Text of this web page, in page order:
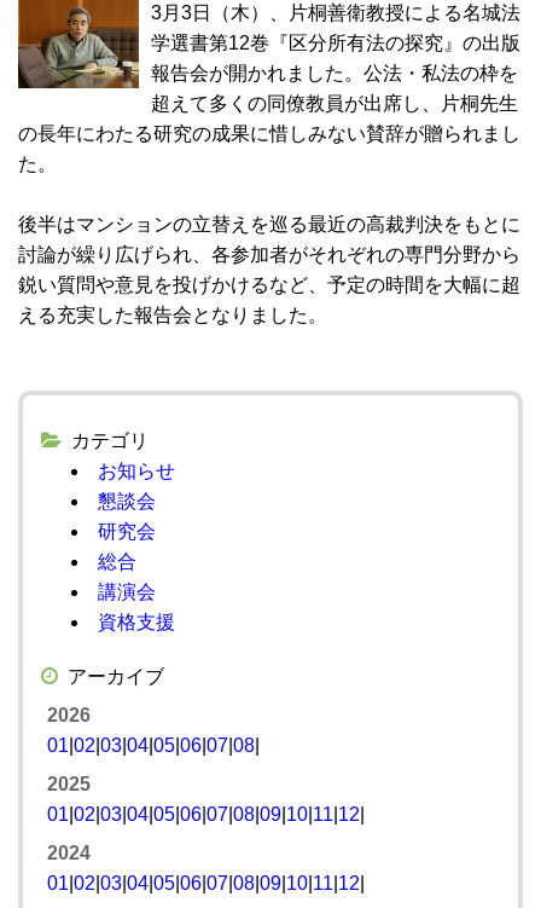
3月3日（木）、片桐善衛教授による名城法
学選書第12巻『区分所有法の探究』の出版
報告会が開かれました。公法・私法の枠を
超えて多くの同僚教員が出席し、片桐先生
の長年にわたる研究の成果に惜しみない賛辞が贈られまし
た。
後半はマンションの立替えを巡る最近の高裁判決をもとに
討論が繰り広げられ、各参加者がそれぞれの専門分野から
鋭い質問や意見を投げかけるなど、予定の時間を大幅に超
える充実した報告会となりました。
カテゴリ
お知らせ
懇談会
研究会
総合
講演会
資格支援
アーカイブ
2026
01 02 03 04 05 06 07 08
2025
01 02 03 04 05 06 07 08 09 10 11 12
2024
01 02 03 04 05 06 07 08 09 10 11 12